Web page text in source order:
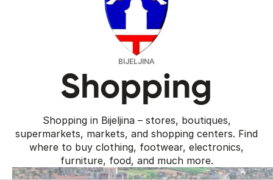
BIJELJINA
Shopping
Shopping in Bijeljina – stores, boutiques,
supermarkets, markets, and shopping centers. Find
where to buy clothing, footwear, electronics,
furniture, food, and much more.